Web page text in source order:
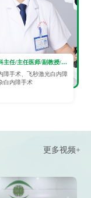
白内障一科主任/主任医师/副教授/眼科学硕士
障手术、飞秒激光白内障
白内障手术
更多视频+